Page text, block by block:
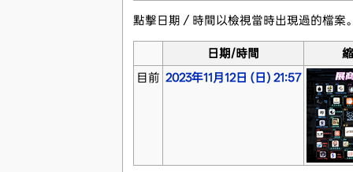
點擊日期／時間以檢視當時出現過的檔案
日期/時間
目前 2023年11月12日 (日) 21:57